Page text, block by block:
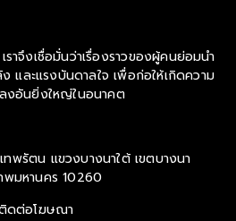
าจึงเชื่อมั่นว่าเรื่องราวของผู้คนย่อมนำ
และแรงบันดาลใจ เพื่อก่อให้เกิดความ
งอันยิ่งใหญ่ในอนาคต
พรัตน แขวงบางนาใต้ เขตบางนา
พมหานคร 10260
ดต่อโฆษณา